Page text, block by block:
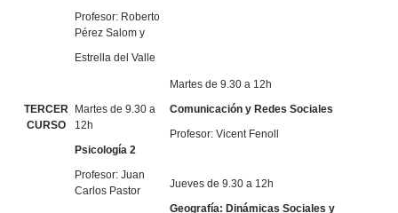
Profesor: Roberto
Pérez Salom y
Estrella del Valle
TERCER
CURSO
Martes de 9.30 a
12h
Psicología 2
Profesor: Juan
Carlos Pastor
Martes de 9.30 a 12h
Comunicación y Redes Sociales
Profesor: Vicent Fenoll
Jueves de 9.30 a 12h
Geografía: Dinámicas Sociales y